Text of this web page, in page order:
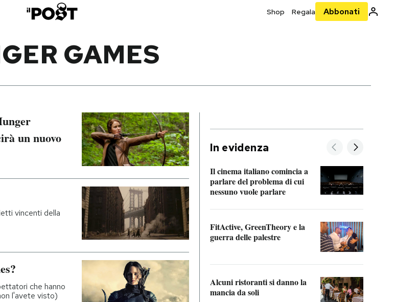
Shop Regala Abbonati
GAMES
un nuovo
vincenti della
che hanno
l'avete visto)
In evidenza
Il cinema italiano comincia a
parlare del problema di cui
nessuno vuole parlare
FitActive, GreenTheory e la
guerra delle palestre
Alcuni ristoranti si danno la
mancia da soli